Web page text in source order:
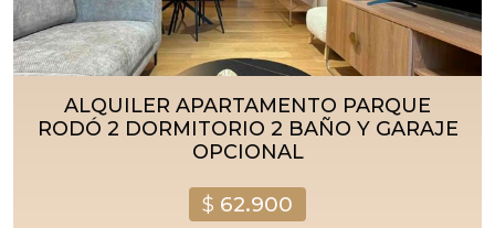
ALQUILER APARTAMENTO PARQUE
RODÓ 2 DORMITORIO 2 BAÑO Y GARAJE
OPCIONAL
$ 62.900